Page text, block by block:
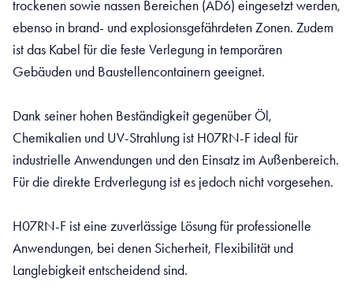
trockenen sowie nassen Bereichen (AD6) eingesetzt werden,
ebenso in brand- und explosionsgefährdeten Zonen. Zudem
ist das Kabel für die feste Verlegung in temporären
Gebäuden und Baustellencontainern geeignet.
Dank seiner hohen Beständigkeit gegenüber Öl,
Chemikalien und UV-Strahlung ist H07RN-F ideal für
industrielle Anwendungen und den Einsatz im Außenbereich.
Für die direkte Erdverlegung ist es jedoch nicht vorgesehen.
H07RN-F ist eine zuverlässige Lösung für professionelle
Anwendungen, bei denen Sicherheit, Flexibilität und
Langlebigkeit entscheidend sind.